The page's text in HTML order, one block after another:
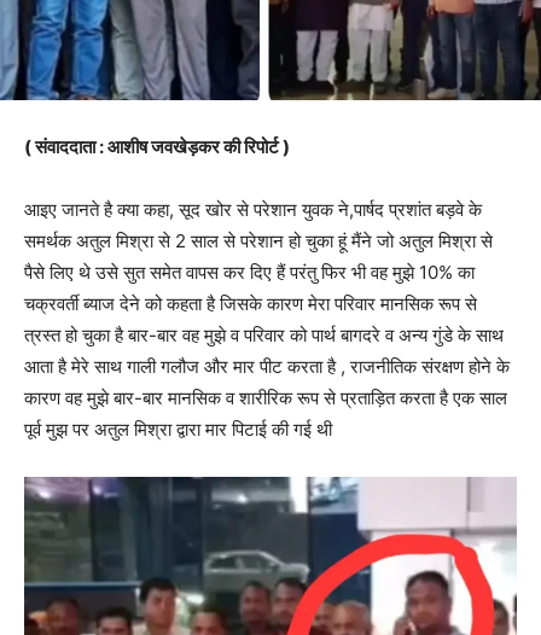
( संवाददाता : आशीष जवखेड़कर की रिपोर्ट )
आइए जानते है क्या कहा, सूद खोर से परेशान युवक ने,पार्षद प्रशांत बड़वे के
समर्थक अतुल मिश्रा से 2 साल से परेशान हो चुका हूं मैंने जो अतुल मिश्रा से
पैसे लिए थे उसे सुत समेत वापस कर दिए हैं परंतु फिर भी वह मुझे 10% का
चक्रवर्ती ब्याज देने को कहता है जिसके कारण मेरा परिवार मानसिक रूप से
त्रस्त हो चुका है बार-बार वह मुझे व परिवार को पार्थ बागदरे व अन्य गुंडे के साथ
आता है मेरे साथ गाली गलौज और मार पीट करता है , राजनीतिक संरक्षण होने के
कारण वह मुझे बार-बार मानसिक व शारीरिक रूप से प्रताड़ित करता है एक साल
पूर्व मुझ पर अतुल मिश्रा द्वारा मार पिटाई की गई थी